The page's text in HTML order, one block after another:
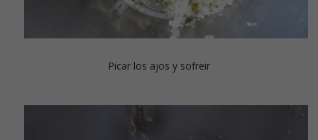
Picar los ajos y sofreir